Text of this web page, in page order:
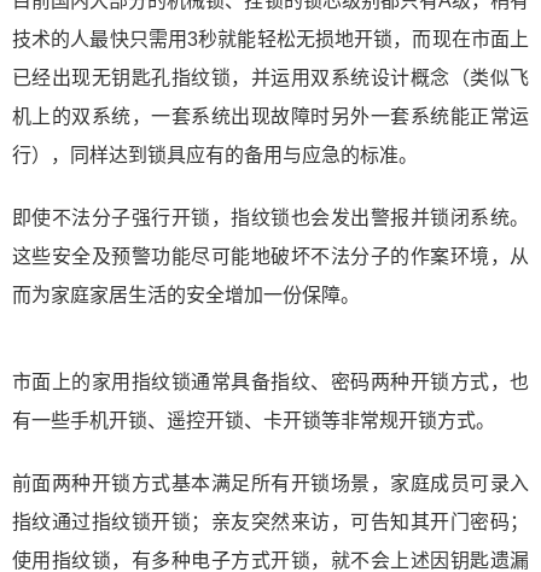
技术的人最快只需用3秒就能轻松无损地开锁，而现在市面上
已经出现无钥匙孔指纹锁，并运用双系统设计概念（类似飞
机上的双系统，一套系统出现故障时另外一套系统能正常运
行），同样达到锁具应有的备用与应急的标准。
即使不法分子强行开锁，指纹锁也会发出警报并锁闭系统。
这些安全及预警功能尽可能地破坏不法分子的作案环境，从
而为家庭家居生活的安全增加一份保障。
市面上的家用指纹锁通常具备指纹、密码两种开锁方式，也
有一些手机开锁、遥控开锁、卡开锁等非常规开锁方式。
前面两种开锁方式基本满足所有开锁场景，家庭成员可录入
指纹通过指纹锁开锁；亲友突然来访，可告知其开门密码；
使用指纹锁，有多种电子方式开锁，就不会上述因钥匙遗漏